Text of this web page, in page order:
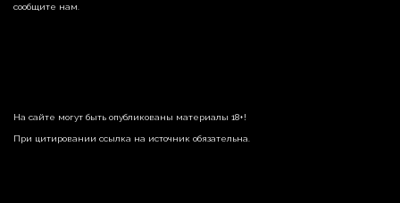
сообщите нам.
На сайте могут быть опубликованы материалы 18+!
При цитировании ссылка на источник обязательна.